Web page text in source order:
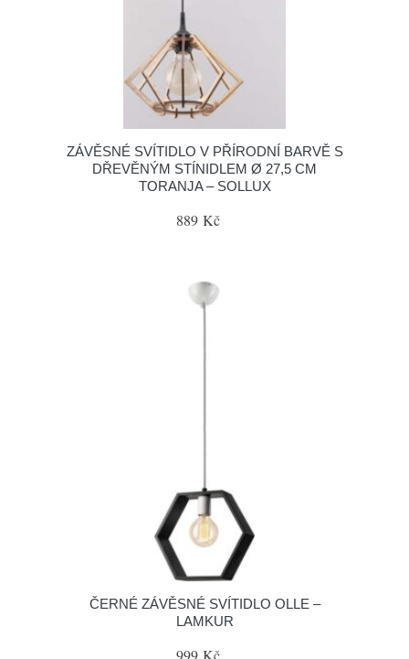
ZÁVĚSNÉ SVÍTIDLO V PŘÍRODNÍ BARVĚ S
DŘEVĚNÝM STÍNIDLEM Ø 27,5 CM
TORANJA – SOLLUX
889 Kč
ČERNÉ ZÁVĚSNÉ SVÍTIDLO OLLE –
LAMKUR
999 Kč